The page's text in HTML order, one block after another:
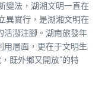
變法，湖湘文明一直在
異實行，是湖湘文明在
活潑注腳。湖南旅發年
用層面，更在于文明生
既外鄉又開放”的特